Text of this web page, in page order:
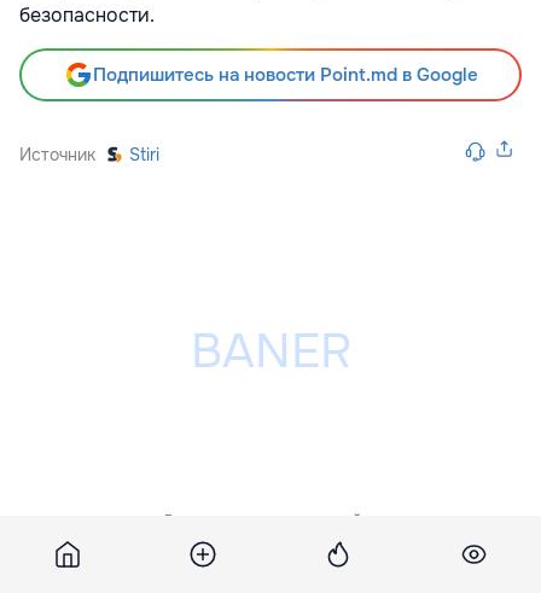
безопасности.
Подпишитесь на новости Point.md в Google
Источник Stiri
Разместить рекламу на сайте